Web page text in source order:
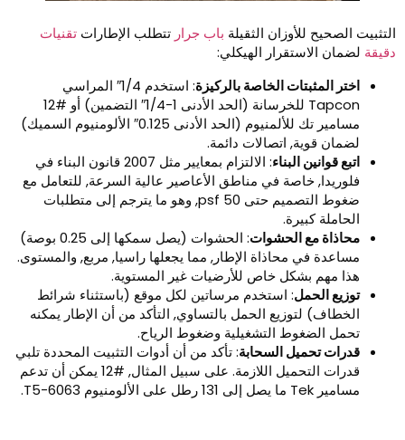
الصحيح للأوزان الثقيلةباب جرار تتطلب الإطاراتتقنيات
لضمان الاستقرار الهيكلي:
اختر المثبتات الخاصة بالركيزة
: استخدم 1/4″ المراسي
Tapcon للخرسانة (الحد الأدنى 1-1/4″ التضمين) أو #12
مسامير تك للألمنيوم (الحد الأدنى 0.125″ الألومنيوم السميك)
لضمان قوية, اتصالات دائمة.
اتبع قوانين البناء
: الالتزام بمعايير مثل 2007 قانون البناء في
فلوريدا, خاصة في مناطق الأعاصير عالية السرعة, للتعامل مع
ضغوط التصميم حتى 50 psf, وهو ما يترجم إلى متطلبات
الحاملة كبيرة.
محاذاة مع الحشوات
: الحشوات (يصل سمكها إلى 0.25 بوصة)
مساعدة في محاذاة الإطار, مما يجعلها راسيا, مربع, والمستوى.
هذا مهم بشكل خاص للأرضيات غير المستوية.
توزيع الحمل: استخدم مرساتين لكل موقع (باستثناء شرائط
الخطاف) لتوزيع الحمل بالتساوي, التأكد من أن الإطار يمكنه
تحمل الضغوط التشغيلية وضغوط الرياح.
قدرات تحميل السحابة: تأكد من أن أدوات التثبيت المحددة تلبي
قدرات التحميل اللازمة. على سبيل المثال, #12 يمكن أن تدعم
مسامير Tek ما يصل إلى 131 رطل على الألومنيوم 6063-T5.